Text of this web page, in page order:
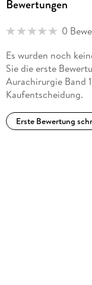
Gründer und
und
Gründer des IFA
Liechtenstein.
Bewertungen
0
Es wurden noch
Sie die erste
Aurachirurgie Band
Kaufentscheidung.
Erste Bewertung